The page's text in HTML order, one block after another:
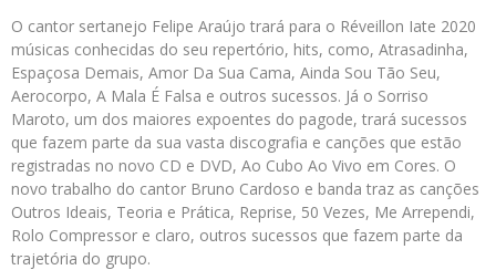
O cantor sertanejo Felipe Araújo trará para o Réveillon Iate 2020
músicas conhecidas do seu repertório, hits, como, Atrasadinha,
Espaçosa Demais, Amor Da Sua Cama, Ainda Sou Tão Seu,
Aerocorpo, A Mala É Falsa e outros sucessos. Já o Sorriso
Maroto, um dos maiores expoentes do pagode, trará sucessos
que fazem parte da sua vasta discografia e canções que estão
registradas no novo CD e DVD, Ao Cubo Ao Vivo em Cores. O
novo trabalho do cantor Bruno Cardoso e banda traz as canções
Outros Ideais, Teoria e Prática, Reprise, 50 Vezes, Me Arrependi,
Rolo Compressor e claro, outros sucessos que fazem parte da
trajetória do grupo.